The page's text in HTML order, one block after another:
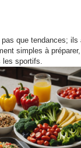
que tendances; ils
simples à
les sportifs.